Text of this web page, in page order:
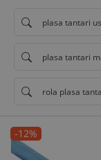
plasa tantari
plasa tantari
rola plasa
-12%